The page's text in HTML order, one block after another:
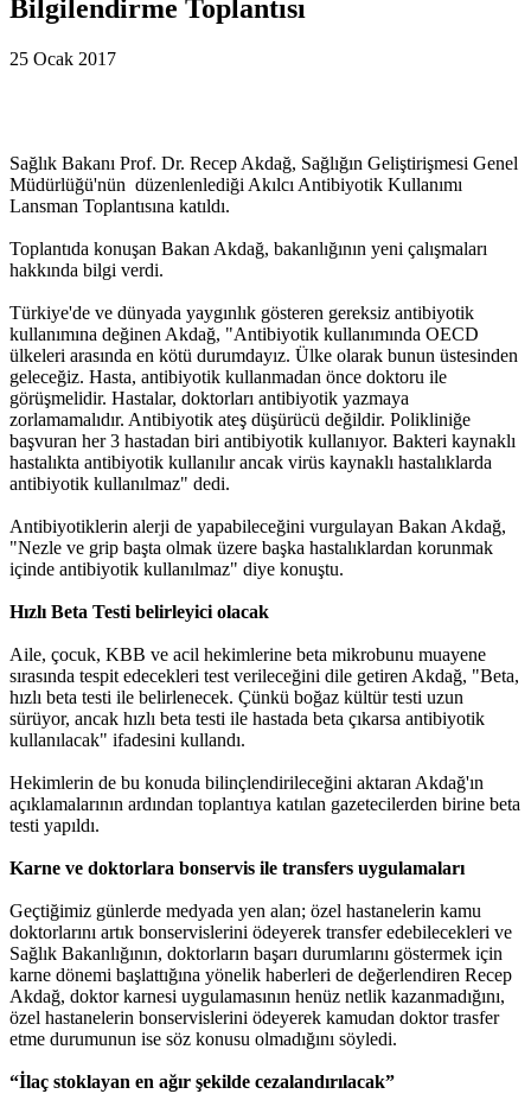
Bilgilendirme Toplantısı
25 Ocak 2017
Sağlık Bakanı Prof. Dr. Recep Akdağ, Sağlığın Geliştirişmesi Genel
Müdürlüğü'nün düzenlenlediği Akılcı Antibiyotik Kullanımı
Lansman Toplantısına katıldı.
Toplantıda konuşan Bakan Akdağ, bakanlığının yeni çalışmaları
hakkında bilgi verdi.
Türkiye'de ve dünyada yaygınlık gösteren gereksiz antibiyotik
kullanımına değinen Akdağ, "Antibiyotik kullanımında OECD
ülkeleri arasında en kötü durumdayız. Ülke olarak bunun üstesinden
geleceğiz. Hasta, antibiyotik kullanmadan önce doktoru ile
görüşmelidir. Hastalar, doktorları antibiyotik yazmaya
zorlamamalıdır. Antibiyotik ateş düşürücü değildir. Polikliniğe
başvuran her 3 hastadan biri antibiyotik kullanıyor. Bakteri kaynaklı
hastalıkta antibiyotik kullanılır ancak virüs kaynaklı hastalıklarda
antibiyotik kullanılmaz" dedi.
Antibiyotiklerin alerji de yapabileceğini vurgulayan Bakan Akdağ,
"Nezle ve grip başta olmak üzere başka hastalıklardan korunmak
içinde antibiyotik kullanılmaz" diye konuştu.
Hızlı Beta Testi belirleyici olacak
Aile, çocuk, KBB ve acil hekimlerine beta mikrobunu muayene
sırasında tespit edecekleri test verileceğini dile getiren Akdağ, "Beta,
hızlı beta testi ile belirlenecek. Çünkü boğaz kültür testi uzun
sürüyor, ancak hızlı beta testi ile hastada beta çıkarsa antibiyotik
kullanılacak" ifadesini kullandı.
Hekimlerin de bu konuda bilinçlendirileceğini aktaran Akdağ'ın
açıklamalarının ardından toplantıya katılan gazetecilerden birine beta
testi yapıldı.
Karne ve doktorlara bonservis ile transfers uygulamaları
Geçtiğimiz günlerde medyada yen alan; özel hastanelerin kamu
doktorlarını artık bonservislerini ödeyerek transfer edebilecekleri ve
Sağlık Bakanlığının, doktorların başarı durumlarını göstermek için
karne dönemi başlattığına yönelik haberleri de değerlendiren Recep
Akdağ, doktor karnesi uygulamasının henüz netlik kazanmadığını,
özel hastanelerin bonservislerini ödeyerek kamudan doktor trasfer
etme durumunun ise söz konusu olmadığını söyledi.
“İlaç stoklayan en ağır şekilde cezalandırılacak”